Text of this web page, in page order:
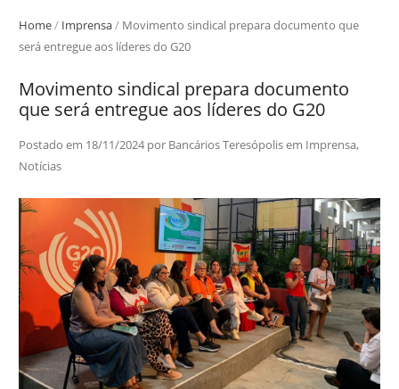
Home/ Imprensa/ Movimento sindical prepara documento que
será entregue aos líderes do G20
Movimento sindical prepara documento
que será entregue aos líderes do G20
Postado em 18/11/2024por Bancários Teresópolisem Imprensa,
Notícias